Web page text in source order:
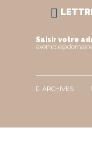
Saisir votre
ARCHIVES